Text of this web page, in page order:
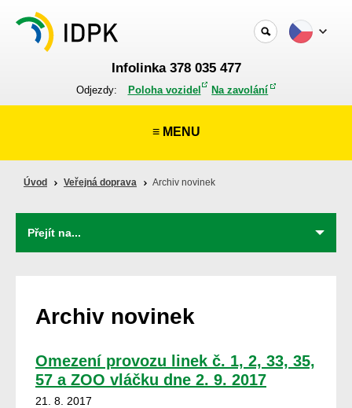
Infolinka 378 035 477
Odjezdy: Poloha vozidel Na zavolání
≡ MENU
Úvod Veřejná doprava Archiv novinek
Archiv novinek
Omezení provozu linek č. 1, 2, 33, 35,
57 a ZOO vláčku dne 2. 9. 2017
21. 8. 2017